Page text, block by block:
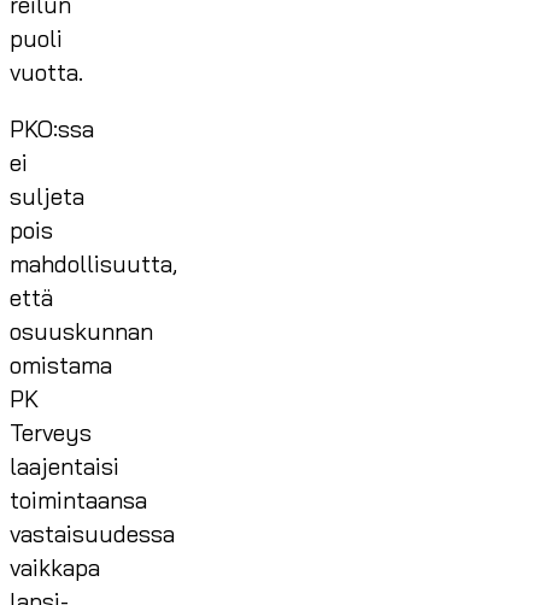
puoli
vuotta.
PKO:ssa
ei
suljeta
pois
mahdollisuutta,
että
osuuskunnan
omistama
PK
Terveys
laajentaisi
toimintaansa
vastaisuudessa
vaikkapa